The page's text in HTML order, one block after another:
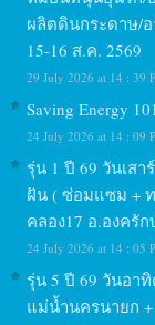
ผลิตดินกระดาษ/อ
15-16 ส.ค. 2569
29 July 2026 at 14 : 39
Saving Energy
24 July 2026 at 14 : 09
รุ่น 1 ปี 69 วันเส
ฝัน ( ซ่อมแซม + ท
คลอง17 อ.องครั
24 July 2026 at 14 : 05
รุ่น 5 ปี 69 วันอา
แม่น้ำนครนายก +